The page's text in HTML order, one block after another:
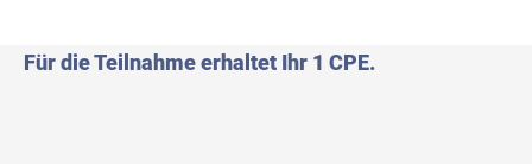
Für die Teilnahme erhaltet Ihr 1 CPE.